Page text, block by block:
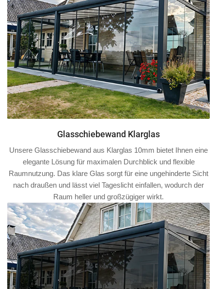
Glasschiebewand Klarglas
Unsere Glasschiebewand aus Klarglas 10mm bietet Ihnen eine
elegante Lösung für maximalen Durchblick und flexible
Raumnutzung. Das klare Glas sorgt für eine ungehinderte Sicht
nach draußen und lässt viel Tageslicht einfallen, wodurch der
Raum heller und großzügiger wirkt.